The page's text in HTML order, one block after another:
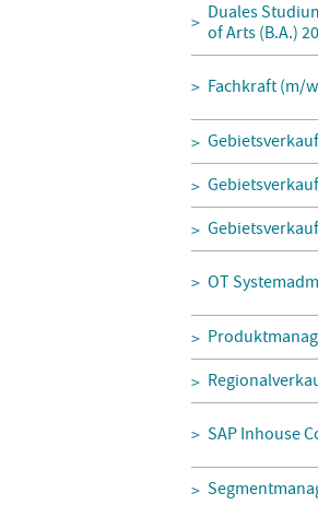
Duales
of Arts (B.A.)
Fachkraft (m/
OT
SAP Inhouse